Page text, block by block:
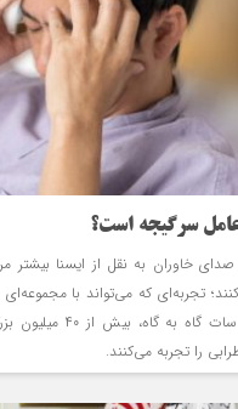
سرگیجه است؟
صدای خاوران به نقل از ایسنا
تجربه‌ای که می‌تواند با مجموعه‌ای
فراتر از احساسات
را تجربه می‌کنند.